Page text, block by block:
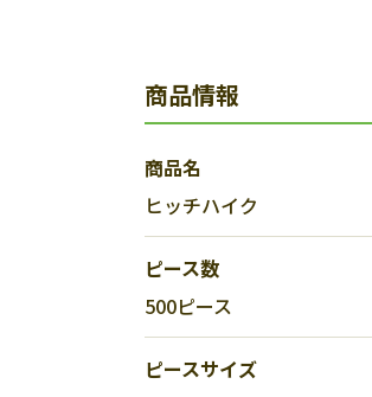
商品情報
商品名
ヒッチハイク
ピース数
500ピース
ピースサイズ